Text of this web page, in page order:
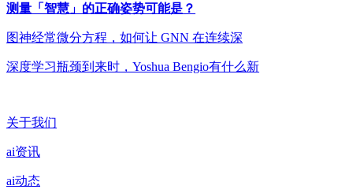
测量「智慧」的正确姿势可能是？
图神经常微分方程，如何让 GNN 在连续深
深度学习瓶颈到来时，Yoshua Bengio有什么新
关于我们
ai资讯
ai动态